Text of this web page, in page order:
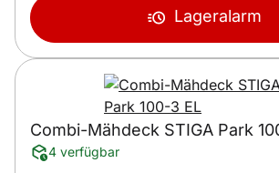
Lageralarm
Combi-Mähdeck STIGA Park
4 verfügbar